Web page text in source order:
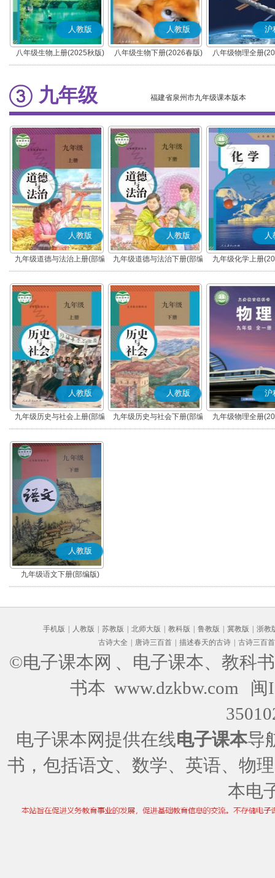
人教版
八年级生物上册(2025秋版)
人教版
八年级生物下册(2026春版)
沪
八年级物理全册
九年级 福建省泉州市九年级课本版本
人教版
九年级道德与法治上册(部编
版)
人教版
九年级道德与法治下册(部编
版)
人
九年级化学上册
人教版
九年级历史与社会上册(部编
版)
人教版
九年级历史与社会下册(部编
版)
沪
九年级物理全册
人教版
九年级语文下册(部编版)
手机版 人教版 苏教版 北师大版 教科版 鲁教版 冀教版
浙教
古诗大全
唐诗三百首 描述春天的古诗 古诗三百首
©电子课本网 、电子课本、教科
书本 www.dzkbw.com
闽
电子课本网提供在线电子课本导
书，包括语文、数学、英语、物
本电